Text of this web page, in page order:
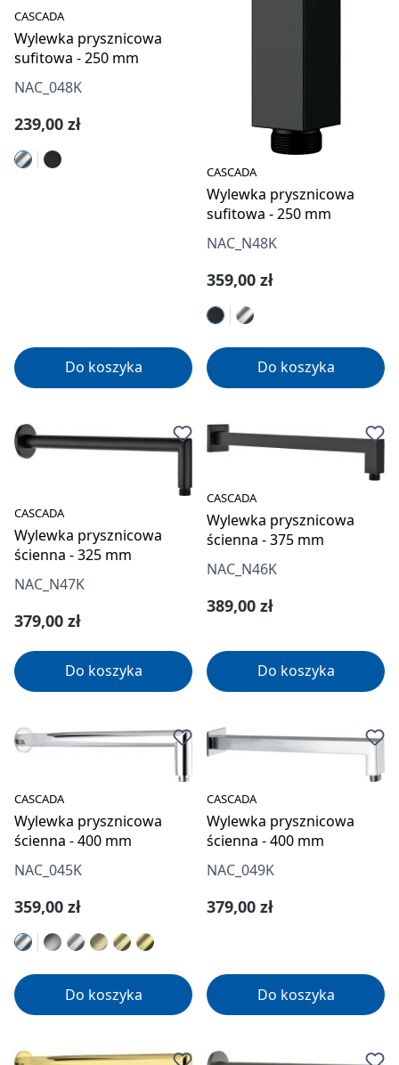
CASCADA
Wylewka prysznicowa
sufitowa - 250 mm
NAC_048K
Cena regularna:
239,00 zł
Do koszyka
CASCADA
Wylewka prysznicowa
sufitowa - 250 mm
NAC_N48K
Cena regularna:
359,00 zł
Do koszyka
CASCADA
Wylewka prysznicowa
ścienna - 325 mm
NAC_N47K
Cena regularna:
379,00 zł
Do koszyka
CASCADA
Wylewka prysznicowa
ścienna - 375 mm
NAC_N46K
Cena regularna:
389,00 zł
Do koszyka
CASCADA
Wylewka prysznicowa
ścienna - 400 mm
NAC_045K
Cena regularna:
359,00 zł
Do koszyka
CASCADA
Wylewka prysznicowa
ścienna - 400 mm
NAC_049K
Cena regularna:
379,00 zł
Do koszyka